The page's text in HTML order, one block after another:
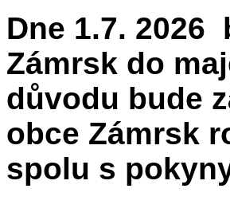
Dne 1.7. 2026
Zámrsk do
důvodu bude
obce Zámrsk
spolu s